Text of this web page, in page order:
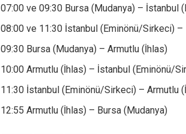
07:00 ve 09:30 Bursa (Mudanya) – İstanbul
08:00 ve 11:30 İstanbul (Eminönü/Sirkeci) –
09:30 Bursa (Mudanya) – Armutlu (İhlas)
10:00 Armutlu (İhlas) – İstanbul (Eminönü/
11:30 İstanbul (Eminönü/Sirkeci) – Armutlu
12:55 Armutlu (İhlas) – Bursa (Mudanya)